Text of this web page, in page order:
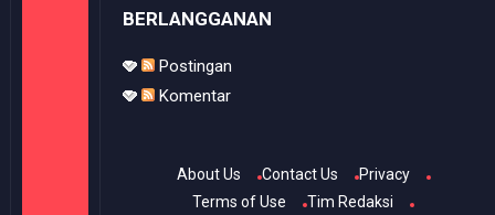
BERLANGGANAN
Postingan
Komentar
About Us Contact Us
Privacy
Terms of Use
Tim Redaksi